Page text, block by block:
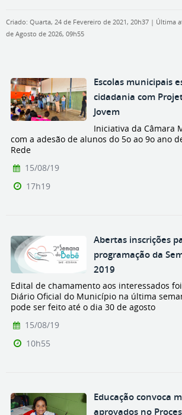
Criado: Quarta, 24 de Fevereiro de 2021, 20h37 | Última
de Agosto de 2026, 09h55
Escolas municipais
cidadania com
Jovem
Iniciativa da Câmara
com a adesão de alunos do 5o ao 9o ano
Rede
15/08/19
17h19
Abertas inscrições
programação da
2019
Edital de chamamento aos interessados
Diário Oficial do Município na última
pode ser feito até o dia 30 de agosto
15/08/19
10h55
Educação convoca
aprovados no